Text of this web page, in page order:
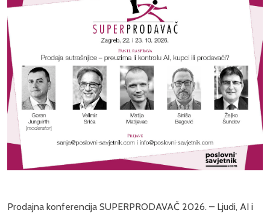
Prodajna konferencija SUPERPRODAVAČ 2026. – Ljudi, AI i